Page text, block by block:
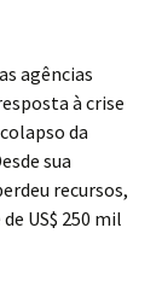
agências
à crise
da
sua
recursos,
US$ 250 mil